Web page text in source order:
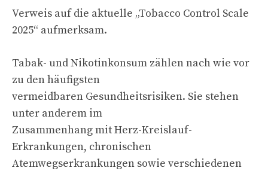
Verweis auf die aktuelle „Tobacco Control Scale
2025“ aufmerksam.
Tabak- und Nikotinkonsum zählen nach wie vor
zu den häufigsten
vermeidbaren Gesundheitsrisiken. Sie stehen
unter anderem im
Zusammenhang mit Herz-Kreislauf-
Erkrankungen, chronischen
Atemwegserkrankungen sowie verschiedenen